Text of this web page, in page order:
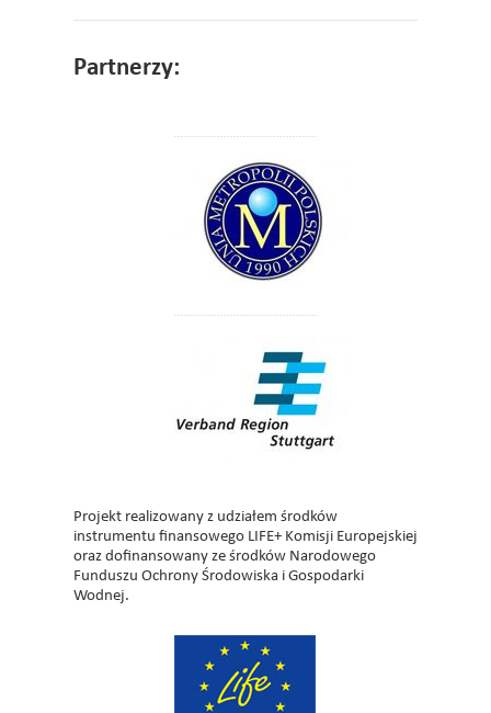
Partnerzy:
Projekt realizowany z udziałem środków
instrumentu finansowego LIFE+ Komisji Europejskiej
oraz dofinansowany ze środków Narodowego
Funduszu Ochrony Środowiska i Gospodarki
Wodnej.